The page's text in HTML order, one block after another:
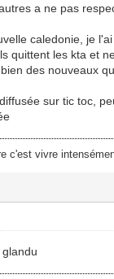
a ne pas
caledonie, je
quittent les kta et
des nouveaux
sur tic toc,
c'est vivre